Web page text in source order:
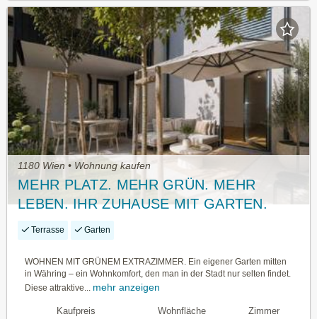
1180 Wien • Wohnung kaufen
MEHR PLATZ. MEHR GRÜN. MEHR
LEBEN. IHR ZUHAUSE MIT GARTEN.
Terrasse Garten
WOHNEN MIT GRÜNEM EXTRAZIMMER. Ein eigener Garten mitten
in Währing – ein Wohnkomfort, den man in der Stadt nur selten findet.
Diese attraktive... mehr anzeigen
Kaufpreis Wohnfläche Zimmer